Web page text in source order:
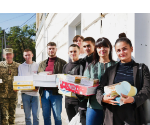
випускників
університету
інформація
діяльність
Центр
4.0
Психологічна
Омбудсмен
освітнього
Студентське
Навчально-